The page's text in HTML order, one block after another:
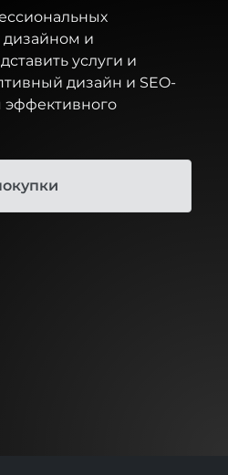
дизайном и
услуги и
дизайн и SEO-
эффективного